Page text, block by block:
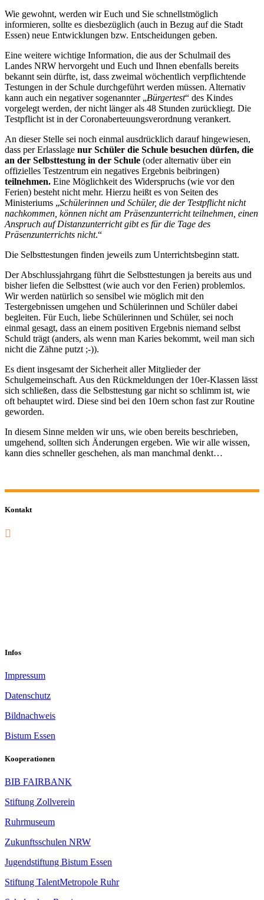
Wie gewohnt, werden wir Euch und Sie schnellstmöglich
informieren, sollte es diesbezüglich (auch in Bezug auf die Stadt
Essen) neue Entwicklungen bzw. Entscheidungen geben.
Eine weitere wichtige Information, die aus der Schulmail des
Landes NRW hervorgeht und Euch und Ihnen ebenfalls bereits
bekannt sein dürfte, ist, dass zweimal wöchentlich verpflichtende
Testungen in der Schule durchgeführt werden müssen. Alternativ
kann auch ein negativer sogenannter „Bürgertest“ des Kindes
vorgelegt werden, der nicht länger als 48 Stunden zurückliegt. Die
Testpflicht ist in der Coronaberteuungsverordnung verankert.
An dieser Stelle sei noch einmal ausdrücklich darauf hingewiesen,
dass per Erlasslage nur Schüler die Schule besuchen dürfen, die
an der Selbsttestung in der Schule (oder alternativ über ein
offizielles Testzentrum ein negatives Ergebnis beibringen)
teilnehmen. Eine Möglichkeit des Widerspruchs (wie vor den
Ferien) besteht nicht mehr. Hierzu heißt es von Seiten des
Ministeriums „Schülerinnen und Schüler, die der Testpflicht nicht
nachkommen, können nicht am Präsenzunterricht teilnehmen, einen
Anspruch auf Distanzunterricht gibt es für die Tage des
Präsenzunterrichts nicht.“
Die Selbsttestungen finden jeweils zum Unterrichtsbeginn statt.
Der Abschlussjahrgang führt die Selbsttestungen ja bereits aus und
bisher liefen die Selbsttest (wie auch vor den Ferien) problemlos.
Wir werden natürlich so sensibel wie möglich mit den
Testergebnissen umgehen und Schülerinnen und Schüler dabei
begleiten. Für Euch, liebe Schülerinnen und Schüler, sei noch
einmal gesagt, dass an einem positiven Ergebnis niemand selbst
Schuld trägt (anders, als wenn man Karies bekommt, weil man sich
nicht die Zähne putzt ;-)).
Es dient insgesamt der Sicherheit aller Mitglieder der
Schulgemeinschaft. Aus den Rückmeldungen der 10er-Klassen lässt
sich schließen, dass die Selbsttestung gar nicht so schlimm ist, wie
oft behauptet wird. Diese sind bei den 10ern schon fast zur Routine
geworden.
In diesem Sinne melden wir uns, wie oben bereits beschrieben,
umgehend, sollten sich Änderungen ergeben. Wie wir alle wissen,
kann dies schneller geschehen, als man manchmal denkt…
Kontakt
Infos
Impressum
Datenschutz
Bildnachweis
Bistum Essen
Kooperationen
BIB FAIRBANK
Stiftung Zollverein
Ruhrmuseum
Zukunftsschulen NRW
Jugendstiftung Bistum Essen
Stiftung TalentMetropole Ruhr